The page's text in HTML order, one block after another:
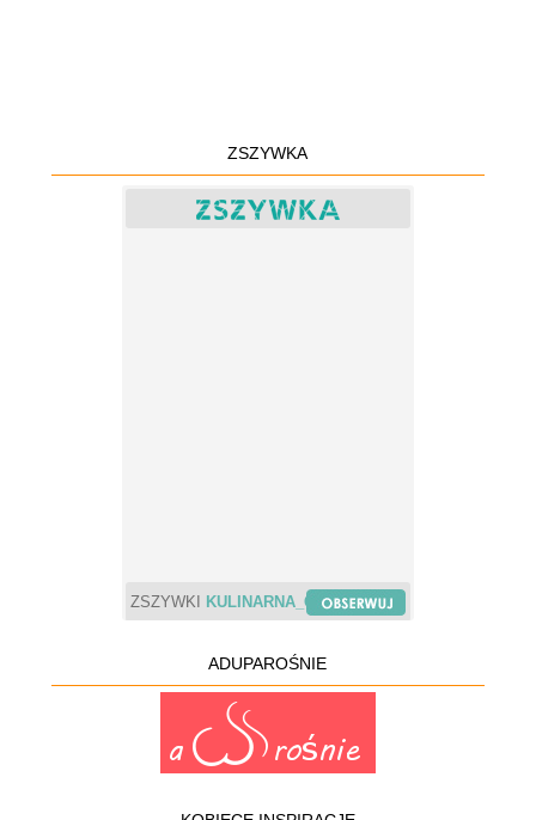
ZSZYWKA
ZSZYWKI KULINARNA_CHWILA
ADUPAROŚNIE